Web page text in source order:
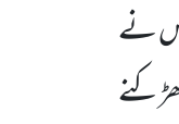
کس نے